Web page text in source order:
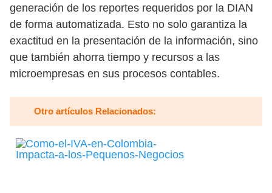
generación de los reportes requeridos por la DIAN
de forma automatizada. Esto no solo garantiza la
exactitud en la presentación de la información, sino
que también ahorra tiempo y recursos a las
microempresas en sus procesos contables.
Otro artículos Relacionados: